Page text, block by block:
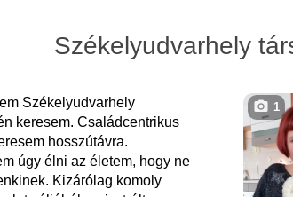
Székelyudvarhely
Székelyudvarhely
keresem. Családcentrikus
hosszútávra.
úgy élni az életem, hogy ne
Kizárólag komoly
1